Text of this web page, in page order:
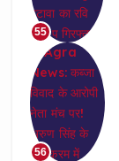
55
56